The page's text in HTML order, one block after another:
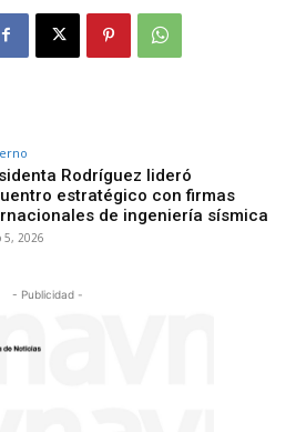
Rodríguez lideró
estratégico con firmas
de ingeniería sísmica
5, 2026
- Publicidad -